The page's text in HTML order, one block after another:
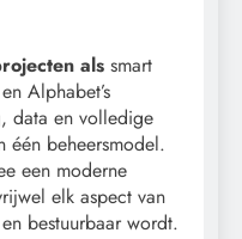
als smart
Alphabet’s
data en volledige
één beheersmodel.
een moderne
elk aspect van
bestuurbaar wordt.